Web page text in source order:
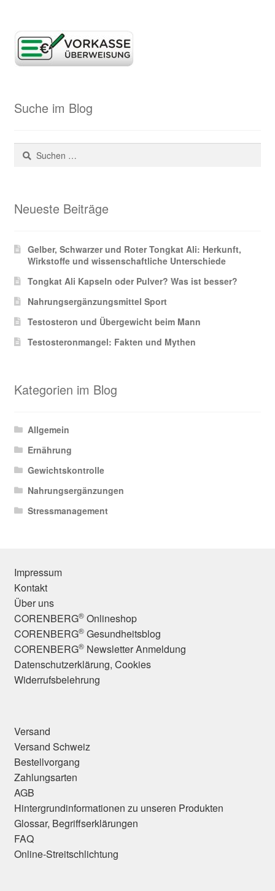
Suche im Blog
Suchen
nach:
Neueste Beiträge
Gelber, Schwarzer und Roter Tongkat Ali: Herkunft,
Wirkstoffe und wissenschaftliche Unterschiede
Tongkat Ali Kapseln oder Pulver? Was ist besser?
Nahrungsergänzungsmittel Sport
Testosteron und Übergewicht beim Mann
Testosteronmangel: Fakten und Mythen
Kategorien im Blog
Allgemein
Ernährung
Gewichtskontrolle
Nahrungsergänzungen
Stressmanagement
Impressum
Kontakt
Über uns
CORENBERG®Onlineshop
CORENBERG®Gesundheitsblog
CORENBERG®Newsletter Anmeldung
Datenschutzerklärung, Cookies
Widerrufsbelehrung
Versand
Versand Schweiz
Bestellvorgang
Zahlungsarten
AGB
Hintergrundinformationen zu unseren Produkten
Glossar, Begriffserklärungen
FAQ
Online-Streitschlichtung